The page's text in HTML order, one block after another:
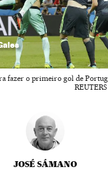
fazer o primeiro gol de
JOSÉ SÁMANO